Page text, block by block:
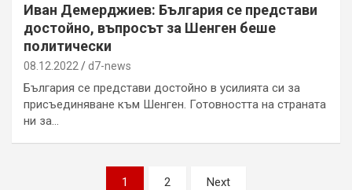
Иван Демерджиев: България се представи
достойно, въпросът за Шенген беше
политически
08.12.2022 d7-news
България се представи достойно в усилията си за
присъединяване към Шенген. Готовността на страната
ни за…
1 2 Next